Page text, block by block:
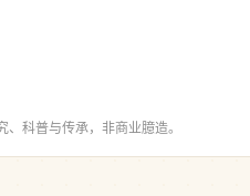
科普与传承，非商业臆造。